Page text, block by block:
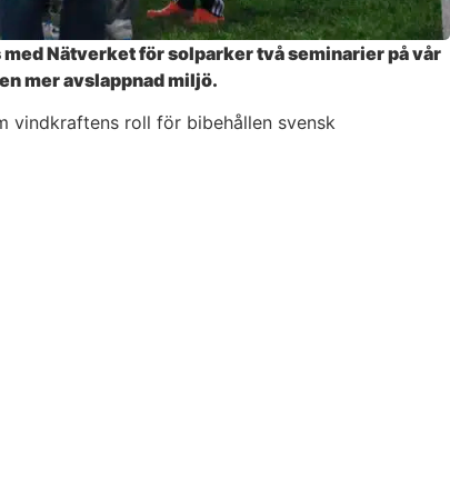
Nätverket för solparker två seminarier på vår
mer avslappnad miljö.
vindkraftens roll för bibehållen svensk